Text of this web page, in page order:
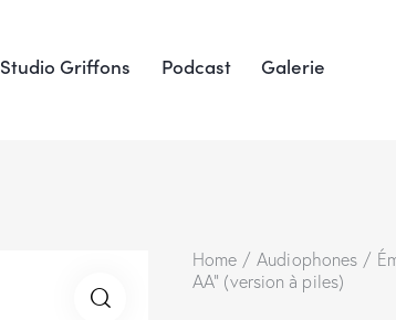
Studio Griffons Podcast Galerie
Home Audiophones
AA” (version à piles)